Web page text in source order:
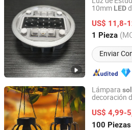
10mm LED
US$ 11,8-
1 Pieza
Enviar
Shenzhen Sroada Tech Co.,
Guangdong, China
Lámpara
decoración
US$ 4,99-
100 Piezas
Zhongshan Xingyuan Lighting
Guangdong, China